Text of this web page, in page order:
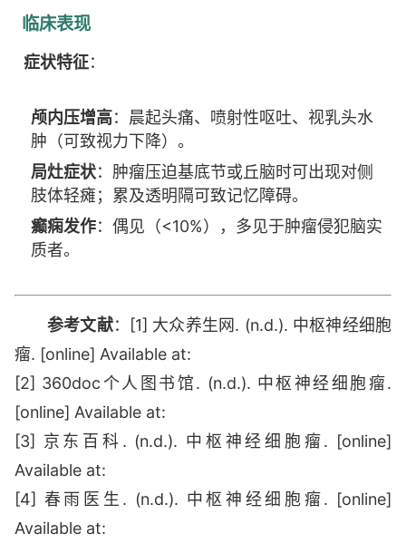
临床表现
症状特征：
颅内压增高：晨起头痛、喷射性呕吐、视乳头水
肿（可致视力下降）。
局灶症状：肿瘤压迫基底节或丘脑时可出现对侧
肢体轻瘫；累及透明隔可致记忆障碍。
癫痫发作：偶见（<10%），多见于肿瘤侵犯脑实
质者。
参考文献：[1] 大众养生网. (n.d.). 中枢神经细胞
瘤. [online] Available at:
[2] 360doc个人图书馆. (n.d.). 中枢神经细胞瘤.
[online] Available at:
[3] 京东百科. (n.d.). 中枢神经细胞瘤. [online]
Available at:
[4] 春雨医生. (n.d.). 中枢神经细胞瘤. [online]
Available at: